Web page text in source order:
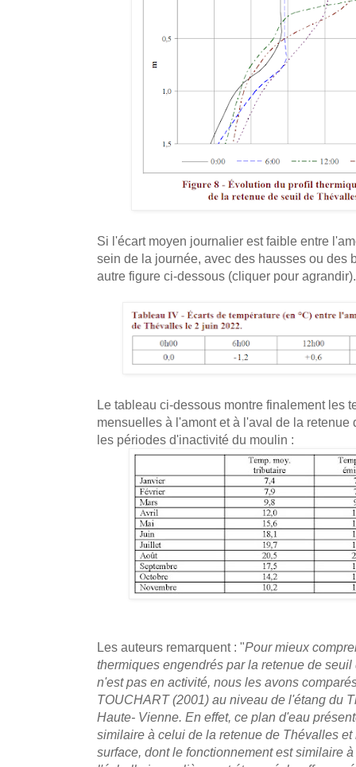
Si l'écart moyen journalier est faible entre
sein de la journée, avec des hausses ou des
autre figure ci-dessous (cliquer pour
Le tableau ci-dessous montre finalement les
mensuelles à l'amont et à l'aval de la
les périodes d'inactivité du moulin :
Les auteurs remarquent : "Pour mieux
thermiques engendrés par la retenue de
n'est pas en activité, nous les avons
TOUCHART (2001) au niveau de l'étang du
Haute- Vienne. En effet, ce plan d'eau
similaire à celui de la retenue de Thévalles
surface, dont le fonctionnement est similaire